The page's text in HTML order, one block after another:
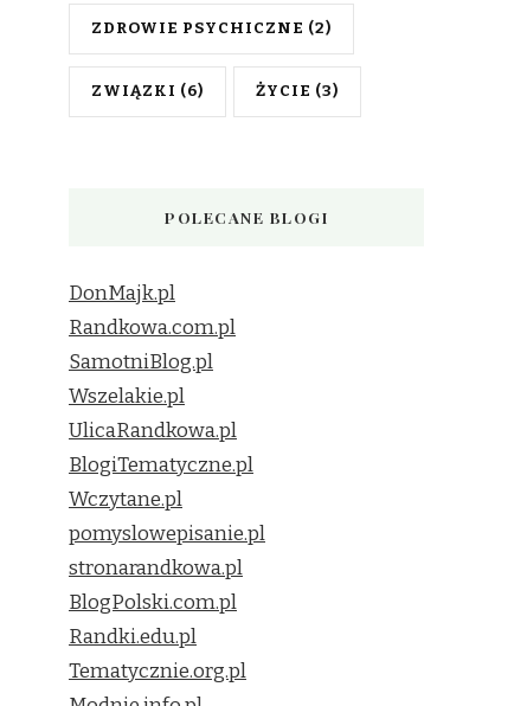
ZDROWIE PSYCHICZNE (2)
ZWIĄZKI (6) ŻYCIE (3)
POLECANE BLOGI
DonMajk.pl
Randkowa.com.pl
SamotniBlog.pl
Wszelakie.pl
UlicaRandkowa.pl
BlogiTematyczne.pl
Wczytane.pl
pomyslowepisanie.pl
stronarandkowa.pl
BlogPolski.com.pl
Randki.edu.pl
Tematycznie.org.pl